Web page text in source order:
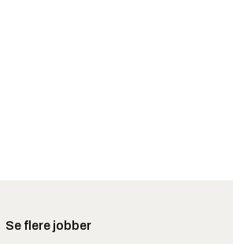
Se flere jobber